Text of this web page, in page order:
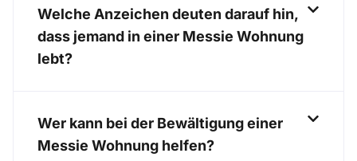
Welche Anzeichen deuten darauf hin,
dass jemand in einer Messie Wohnung
lebt?
Wer kann bei der Bewältigung einer
Messie Wohnung helfen?